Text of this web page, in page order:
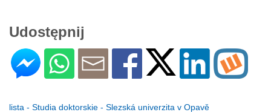
Udostępnij
lista - Studia doktorskie - Slezská univerzita v Opavě